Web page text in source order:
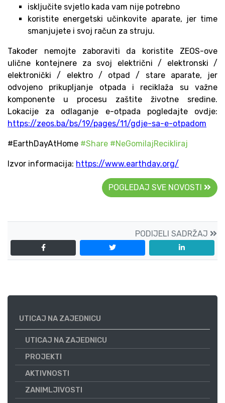
isključite svjetlo kada vam nije potrebno
koristite energetski učinkovite aparate, jer time
smanjujete i svoj račun za struju.
Također nemojte zaboraviti da koristite ZEOS-ove
ulične kontejnere za svoj električni / elektronski /
elektronički / elektro / otpad / stare aparate, jer
odvojeno prikupljanje otpada i reciklaža su važne
komponente u procesu zaštite životne sredine.
Lokacije za odlaganje e-otpada pogledajte ovdje:
https://zeos.ba/bs/19/pages/11/gdje-sa-e-otpadom
#EarthDayAtHome #Share #NeGomilajRecikliraj
Izvor informacija: https://www.earthday.org/
POGLEDAJ SVE NOVOSTI
PODIJELI SADRŽAJ
UTICAJ NA ZAJEDNICU
UTICAJ NA ZAJEDNICU
PROJEKTI
AKTIVNOSTI
ZANIMLJIVOSTI